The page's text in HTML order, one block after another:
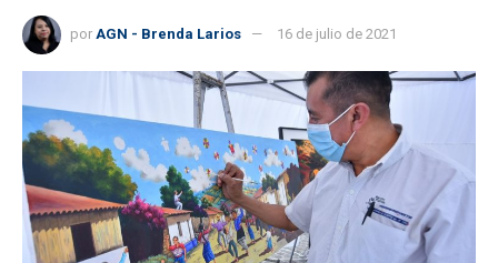
por AGN - Brenda Larios 16 de julio de 2021